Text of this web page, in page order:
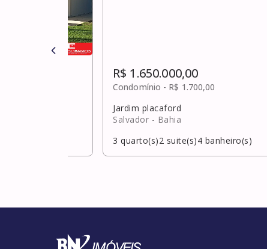
R$ 1.650.000,00
Condomínio - R$ 1.700,00
Jardim placaford
Salvador - Bahia
3 quarto(s)2 suite(s)4 banheiro(s)